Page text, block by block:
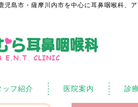
児島市・薩摩川内市を中心に耳鼻咽喉科、
ッフ紹介 医院案内 診